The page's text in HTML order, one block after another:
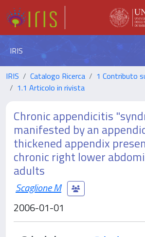
IRIS
IRIS Catalogo Ricerca
1 Contributo
1.1 Articolo in rivista
Chronic appendicitis
manifested by an
thickened appendix
chronic right lower
adults
Scaglione M
2006-01-01